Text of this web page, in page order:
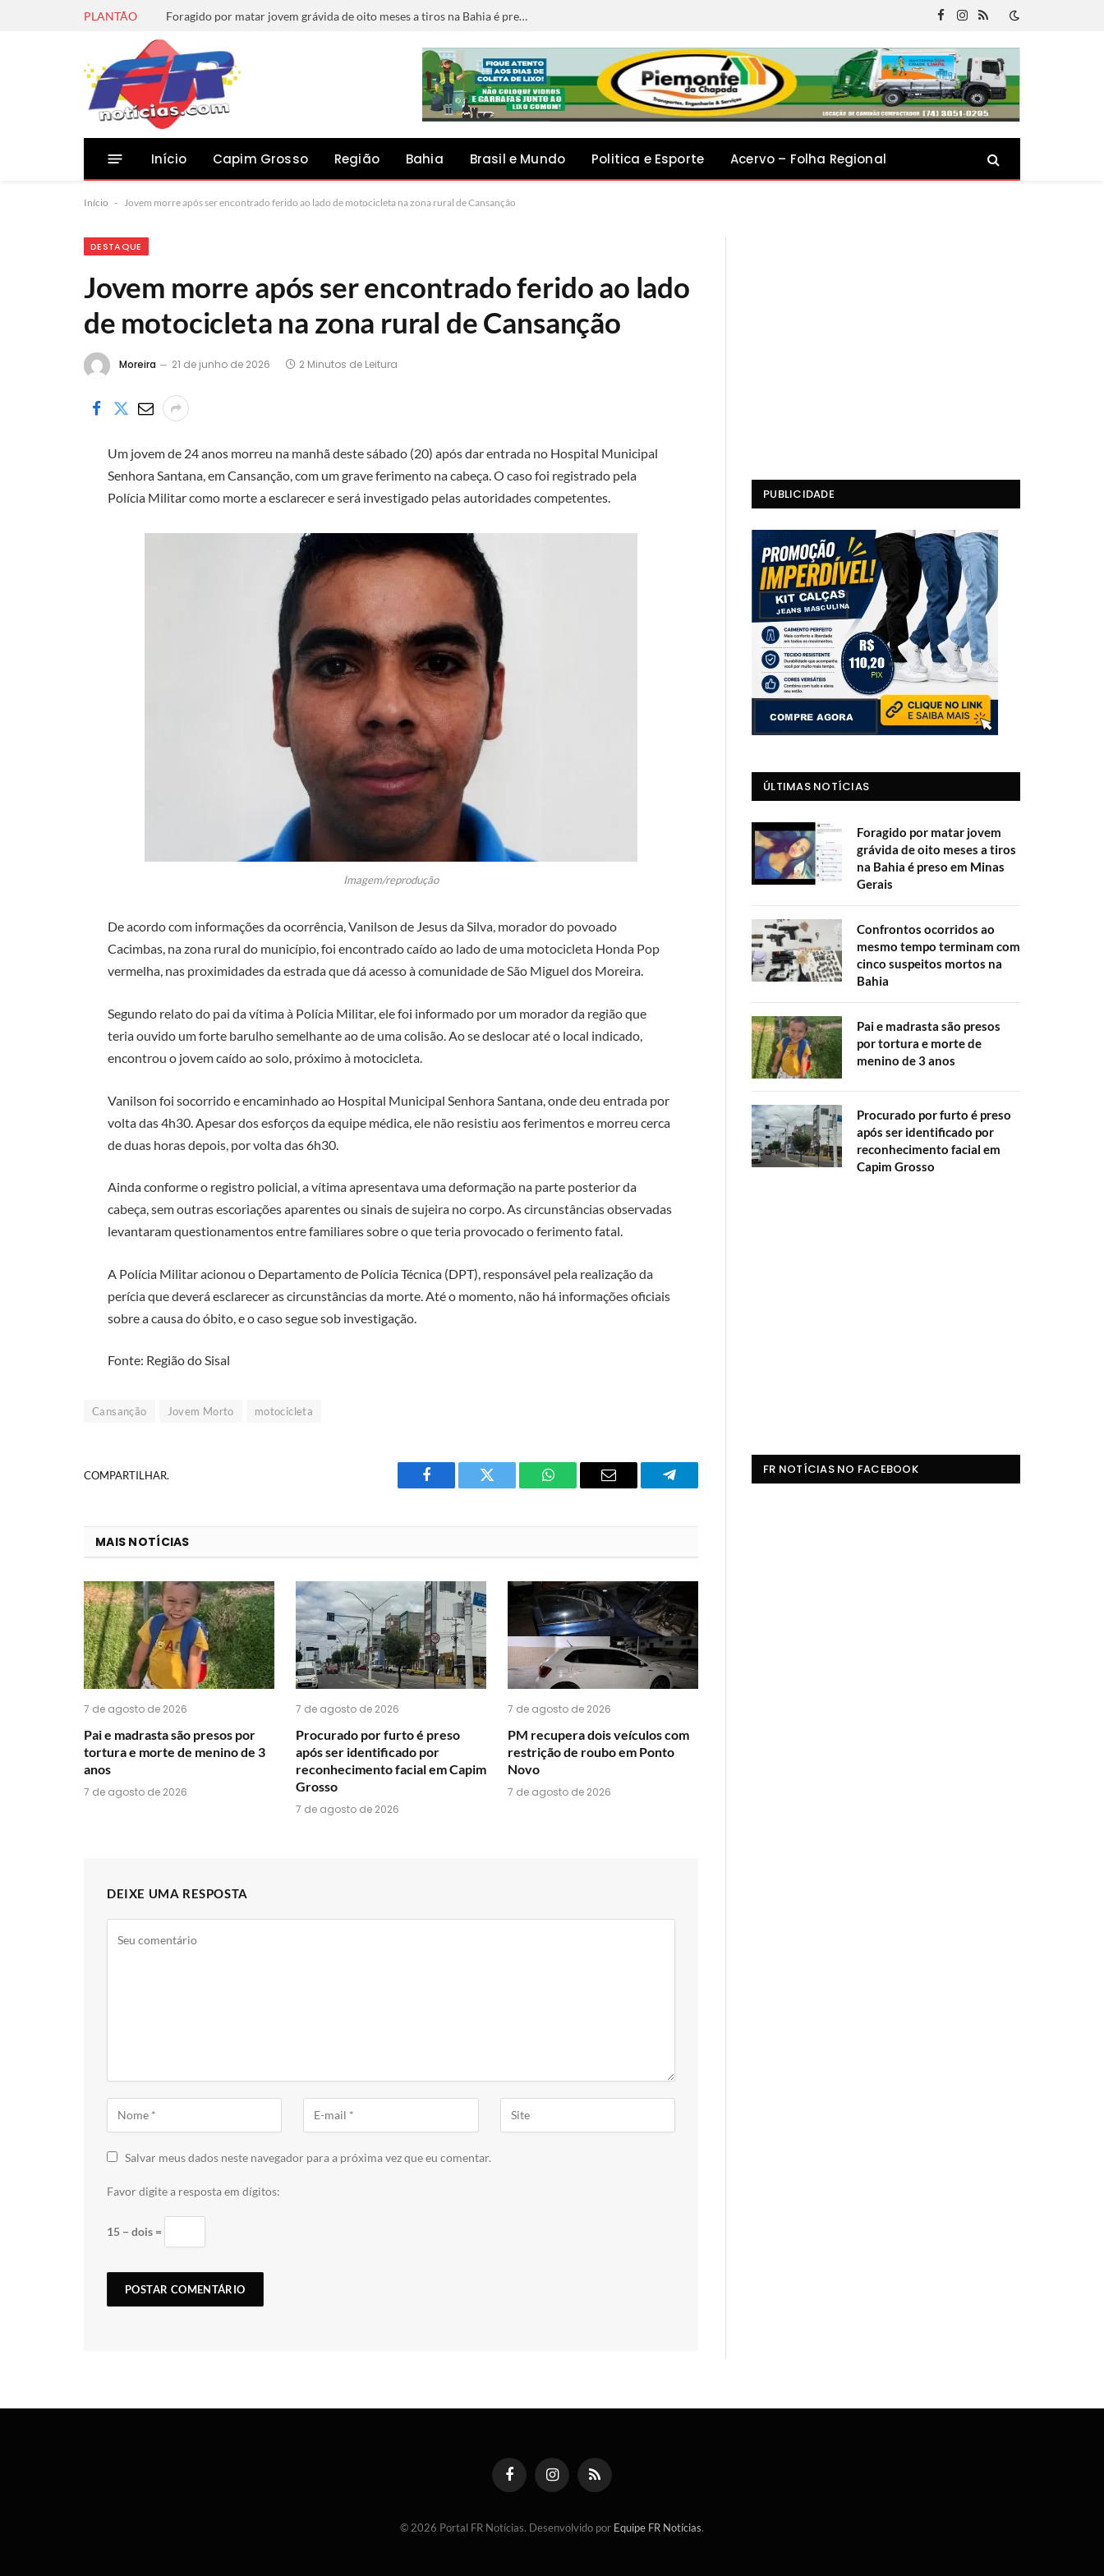
PLANTÃO Foragido por matar jovem grávida de oito meses a tiros na Bahia é preso em Minas Gerais
Facebook
Instagram
RSS
Início Capim Grosso Região Bahia Brasil e Mundo Politica e Esporte Acervo – Folha Regional
Início - Jovem morre após ser encontrado ferido ao lado de motocicleta na zona rural de Cansanção
DESTAQUE
Jovem morre após ser encontrado ferido ao lado
de motocicleta na zona rural de Cansanção
Moreira 21 de junho de 2026 2 Minutos de Leitura
Um jovem de 24 anos morreu na manhã deste sábado (20) após dar entrada no Hospital Municipal
Senhora Santana, em Cansanção, com um grave ferimento na cabeça. O caso foi registrado pela
Polícia Militar como morte a esclarecer e será investigado pelas autoridades competentes.
Imagem/reprodução
De acordo com informações da ocorrência, Vanilson de Jesus da Silva, morador do povoado
Cacimbas, na zona rural do município, foi encontrado caído ao lado de uma motocicleta Honda Pop
vermelha, nas proximidades da estrada que dá acesso à comunidade de São Miguel dos Moreira.
Segundo relato do pai da vítima à Polícia Militar, ele foi informado por um morador da região que
teria ouvido um forte barulho semelhante ao de uma colisão. Ao se deslocar até o local indicado,
encontrou o jovem caído ao solo, próximo à motocicleta.
Vanilson foi socorrido e encaminhado ao Hospital Municipal Senhora Santana, onde deu entrada por
volta das 4h30. Apesar dos esforços da equipe médica, ele não resistiu aos ferimentos e morreu cerca
de duas horas depois, por volta das 6h30.
Ainda conforme o registro policial, a vítima apresentava uma deformação na parte posterior da
cabeça, sem outras escoriações aparentes ou sinais de sujeira no corpo. As circunstâncias observadas
levantaram questionamentos entre familiares sobre o que teria provocado o ferimento fatal.
A Polícia Militar acionou o Departamento de Polícia Técnica (DPT), responsável pela realização da
perícia que deverá esclarecer as circunstâncias da morte. Até o momento, não há informações oficiais
sobre a causa do óbito, e o caso segue sob investigação.
Fonte: Região do Sisal
Cansanção Jovem Morto motocicleta
COMPARTILHAR.
Facebook Twitter
O
do
WhatsApp?
E-
Telegrama
MAIS NOTÍCIAS
7 de agosto de 2026
Pai e madrasta são presos por
tortura e morte de menino de 3
anos
7 de agosto de 2026
7 de agosto de 2026
Procurado por furto é preso
após ser identificado por
reconhecimento facial em Capim
Grosso
7 de agosto de 2026
7 de agosto de 2026
PM recupera dois veículos com
restrição de roubo em Ponto
Novo
7 de agosto de 2026
DEIXE UMA RESPOSTA
Salvar meus dados neste navegador para a próxima vez que eu comentar.
Favor digite a resposta em dígitos:
15 − dois =
PUBLICIDADE
ÚLTIMAS NOTÍCIAS
Foragido por matar jovem
grávida de oito meses a tiros
na Bahia é preso em Minas
Gerais
Confrontos ocorridos ao
mesmo tempo terminam com
cinco suspeitos mortos na
Bahia
Pai e madrasta são presos
por tortura e morte de
menino de 3 anos
Procurado por furto é preso
após ser identificado por
reconhecimento facial em
Capim Grosso
FR NOTÍCIAS NO FACEBOOK
FacebookInstagramRSS
© 2026 Portal FR Notícias. Desenvolvido por Equipe FR Notícias.